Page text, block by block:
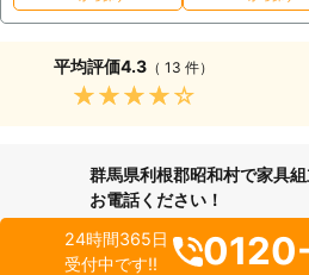
平均評価4.3 （ 13 件）
★★★★★
群馬県利根郡昭和村で家具
お電話ください！
24時間365日
受付中です!!